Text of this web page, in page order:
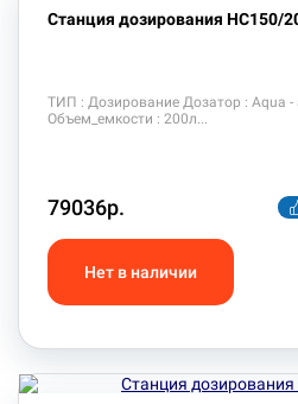
Станция дозирования HC150/
ТИП : Дозирование Дозатор : Aqua -
Объем_емкости : 200л
79036р.